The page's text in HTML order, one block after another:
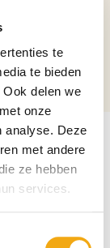
te
te bieden
delen we
onze
analyse. Deze
met andere
ze hebben
services.